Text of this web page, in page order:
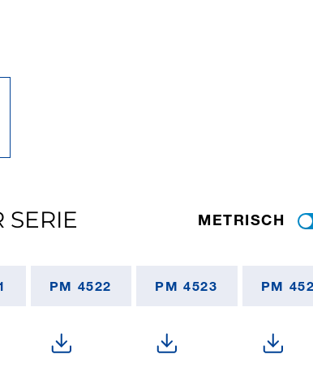
SERIE METRISCH
PM 4522 PM 4523 PM